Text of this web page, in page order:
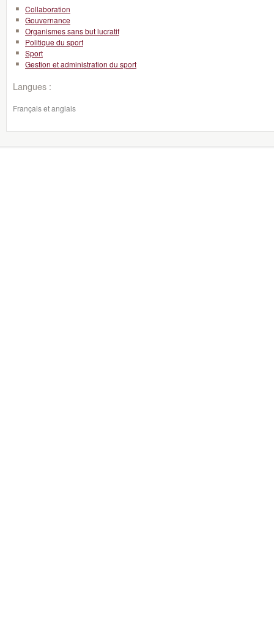
Collaboration
Gouvernance
Organismes sans but lucratif
Politique du sport
Sport
Gestion et administration du sport
Langues :
Français et anglais